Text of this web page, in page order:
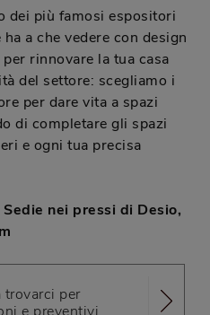
dei più famosi espositori
a che vedere con design
rinnovare la tua casa
del settore: scegliamo i
per dare vita a spazi
di completare gli spazi
e ogni tua precisa
nei pressi di Desio,
trovarci per